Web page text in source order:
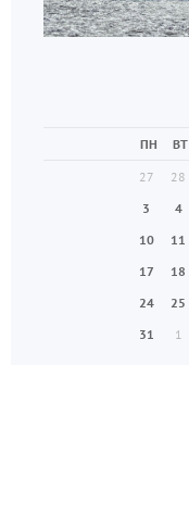
ПН ВТ
27
28
3
4
10
11
17
18
24
25
31
1